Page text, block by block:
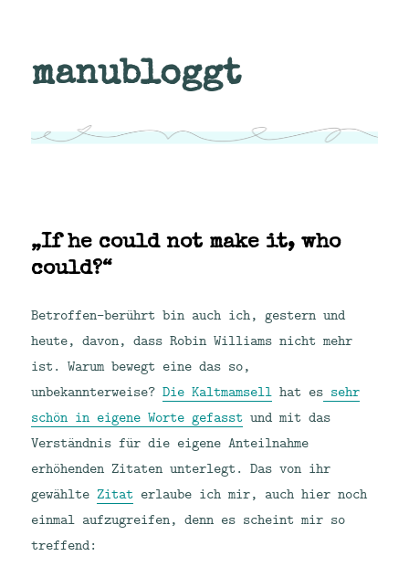
manubloggt
„If he could not make it, who
could?“
Betroffen-berührt bin auch ich, gestern und
heute, davon, dass Robin Williams nicht mehr
ist. Warum bewegt eine das so,
unbekannterweise?Die Kaltmamsell hat es sehr
schön in eigene Worte gefasst und mit das
Verständnis für die eigene Anteilnahme
erhöhenden Zitaten unterlegt. Das von ihr
gewählteZitat erlaube ich mir, auch hier noch
einmal aufzugreifen, denn es scheint mir so
treffend: